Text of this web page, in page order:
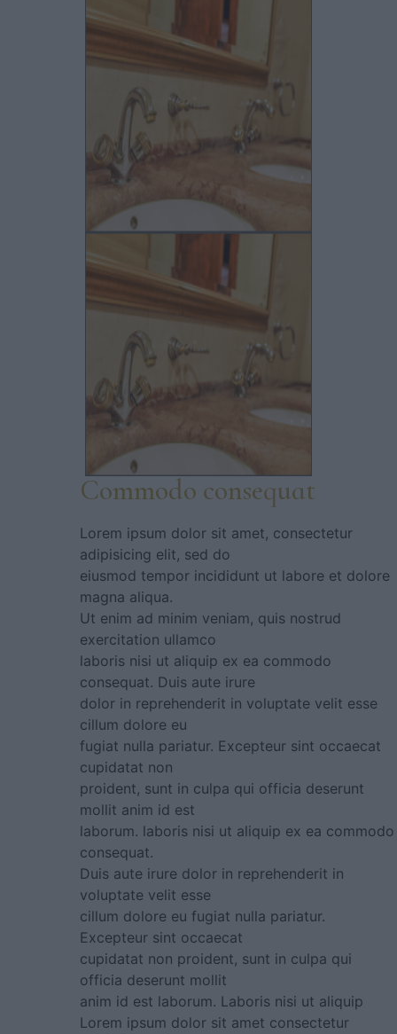
Commodo consequat
Lorem ipsum dolor sit amet, consectetur
adipisicing elit, sed do
eiusmod tempor incididunt ut labore et dolore
magna aliqua.
Ut enim ad minim veniam, quis nostrud
exercitation ullamco
laboris nisi ut aliquip ex ea commodo
consequat. Duis aute irure
dolor in reprehenderit in voluptate velit esse
cillum dolore eu
fugiat nulla pariatur. Excepteur sint occaecat
cupidatat non
proident, sunt in culpa qui officia deserunt
mollit anim id est
laborum. laboris nisi ut aliquip ex ea commodo
consequat.
Duis aute irure dolor in reprehenderit in
voluptate velit esse
cillum dolore eu fugiat nulla pariatur.
Excepteur sint occaecat
cupidatat non proident, sunt in culpa qui
officia deserunt mollit
anim id est laborum. Laboris nisi ut aliquip
Lorem ipsum dolor sit amet consectetur